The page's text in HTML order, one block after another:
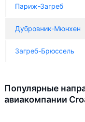
Париж-Загреб
Дубровник-Мюнхен
Загреб-Брюссель
Популярные
авиакомпании